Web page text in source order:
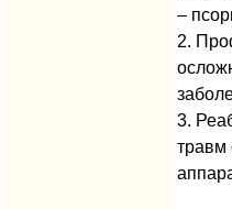
–
2.
3.
травм